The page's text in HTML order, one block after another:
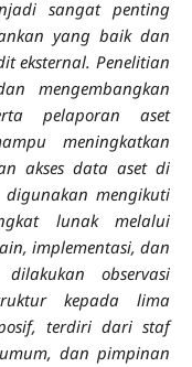
sangat penting
yang baik dan
eksternal. Penelitian
mengembangkan
pelaporan aset
meningkatkan
akses data aset di
digunakan mengikuti
lunak melalui
implementasi, dan
observasi
kepada lima
terdiri dari staf
dan pimpinan